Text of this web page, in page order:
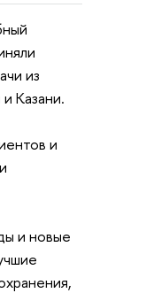
из
Казани.
и
и новые